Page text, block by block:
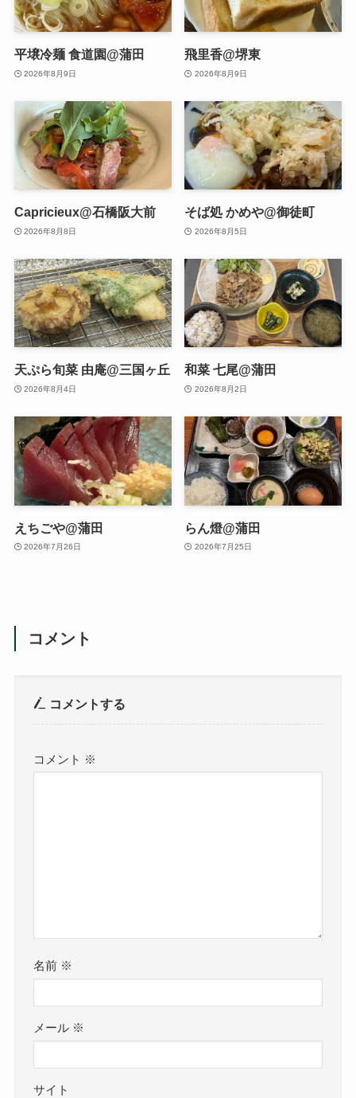
平壌冷麺 食道園@蒲田
2026年8月9日
飛里香@堺東
2026年8月9日
Capricieux@石橋阪大前
2026年8月8日
そば処 かめや@御徒町
2026年8月5日
天ぷら旬菜 由庵@三国ヶ丘
2026年8月4日
和菜 七尾@蒲田
2026年8月2日
えちごや@蒲田
2026年7月26日
らん燈@蒲田
2026年7月25日
コメント
コメントする
コメント ※
名前 ※
メール ※
サイト